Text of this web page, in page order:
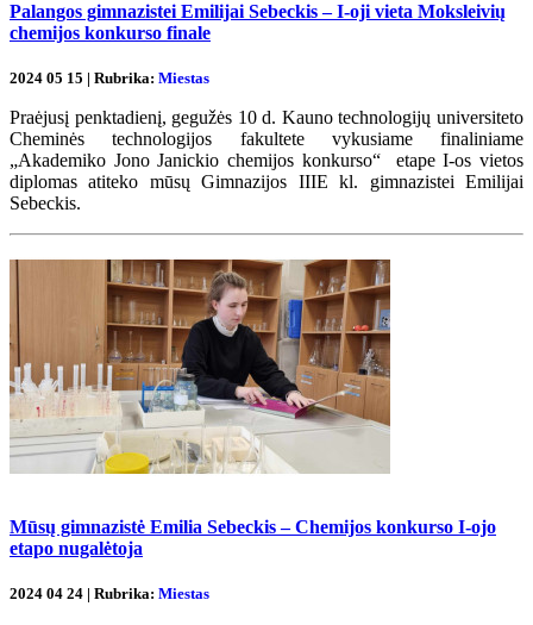
Palangos gimnazistei Emilijai Sebeckis – I-oji vieta Moksleivių
chemijos konkurso finale
2024 05 15 | Rubrika: Miestas
Praėjusį penktadienį, gegužės 10 d. Kauno technologijų universiteto
Cheminės technologijos fakultete vykusiame finaliniame
„Akademiko Jono Janickio chemijos konkurso“ etape I-os vietos
diplomas atiteko mūsų Gimnazijos IIIE kl. gimnazistei Emilijai
Sebeckis.
Mūsų gimnazistė Emilia Sebeckis – Chemijos konkurso I-ojo
etapo nugalėtoja
2024 04 24 | Rubrika: Miestas